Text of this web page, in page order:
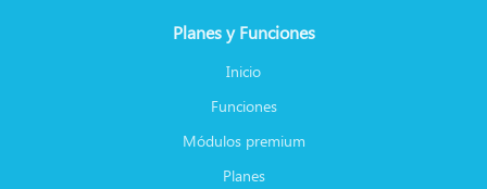
Planes y Funciones
Inicio
Funciones
Módulos premium
Planes